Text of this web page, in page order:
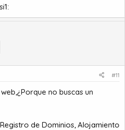
#11
no buscas un
de Dominios, Alojamiento